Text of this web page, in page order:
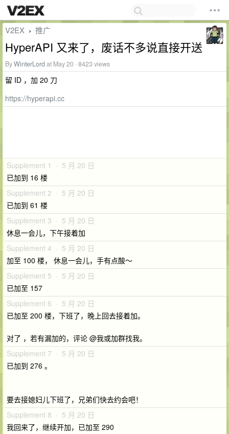
V2EX › 推广
HyperAPI 又来了，废话不多说直接开送
ByWinterLord at May 20 · 8423 views
留 ID ，加 20 刀
https://hyperapi.cc
Supplement 1 · 5 月 20 日
已加到 16 楼
Supplement 2 · 5 月 20 日
已加到 61 楼
Supplement 3 · 5 月 20 日
休息一会儿，下午接着加
Supplement 4 · 5 月 20 日
加至 100 楼， 休息一会儿，手有点酸～
Supplement 5 · 5 月 20 日
已加至 157
Supplement 6 · 5 月 20 日
已加至 200 楼，下班了，晚上回去接着加。
对了 ，若有漏加的，评论 @我或加群找我。
Supplement 7 · 5 月 20 日
已加到 276 。
要去接媳妇儿下班了，兄弟们快去约会吧！
Supplement 8 · 5 月 20 日
我回来了，继续开加，已加至 290